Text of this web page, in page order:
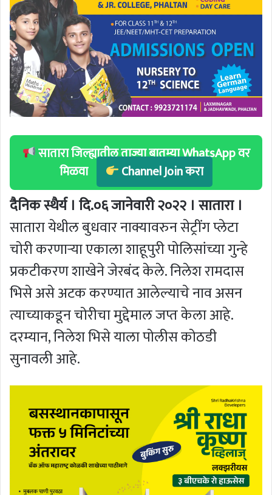
सातारा जिल्ह्यातील ताज्या बातम्या WhatsApp वर
मिळवा
Channel Join करा
दैनिक स्थैर्य । दि.०६ जानेवारी २०२२ । सातारा ।
सातारा येथील बुधवार नाक्यावरुन सेट्रींग प्लेटा
चोरी करणाऱ्या एकाला शाहूपुरी पोलिसांच्या गुन्हे
प्रकटीकरण शाखेने जेरबंद केले. निलेश रामदास
भिसे असे अटक करण्यात आलेल्याचे नाव असन
त्याच्याकडून चोरीचा मुद्देमाल जप्त केला आहे.
दरम्यान, निलेश भिसे याला पोलीस कोठडी
सुनावली आहे.